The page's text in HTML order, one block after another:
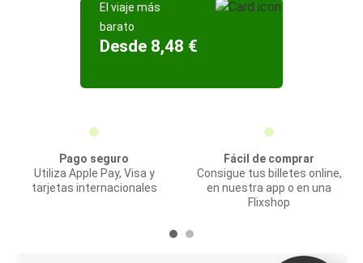
El viaje más
barato
Desde 8,48 €
Pago seguro
Utiliza Apple Pay, Visa y
tarjetas internacionales
Fácil de comprar
Consigue tus billetes online,
en nuestra app o en una
Flixshop